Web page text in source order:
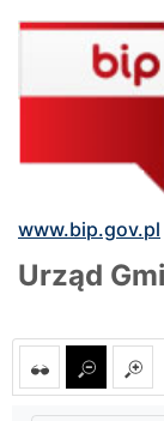
www.bip.gov.pl
Urząd